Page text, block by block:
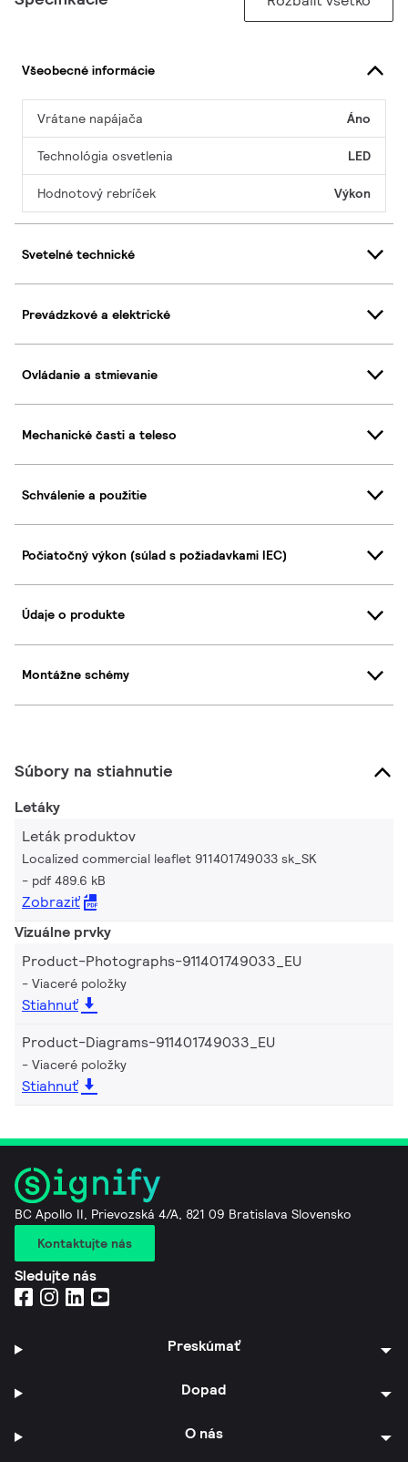
Všeobecné informácie
Vrátane napájača Áno
Technológia osvetlenia LED
Hodnotový rebríček Výkon
Svetelné technické
Prevádzkové a elektrické
Ovládanie a stmievanie
Mechanické časti a teleso
Schválenie a použitie
Počiatočný výkon (súlad s požiadavkami IEC)
Údaje o produkte
Montážne schémy
Súbory na stiahnutie
Letáky
Leták produktov
Localized commercial leaflet 911401749033 sk_SK
pdf 489.6 kB
Zobraziť
Vizuálne prvky
Product-Photographs-911401749033_EU
Viaceré položky
Stiahnuť
Product-Diagrams-911401749033_EU
Viaceré položky
Stiahnuť
BC Apollo II, Prievozská 4/A, 821 09 Bratislava Slovensko
Kontaktujte nás
Sledujte nás
Preskúmať
Dopad
O nás